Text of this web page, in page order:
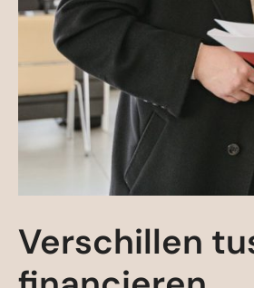
Verschillen